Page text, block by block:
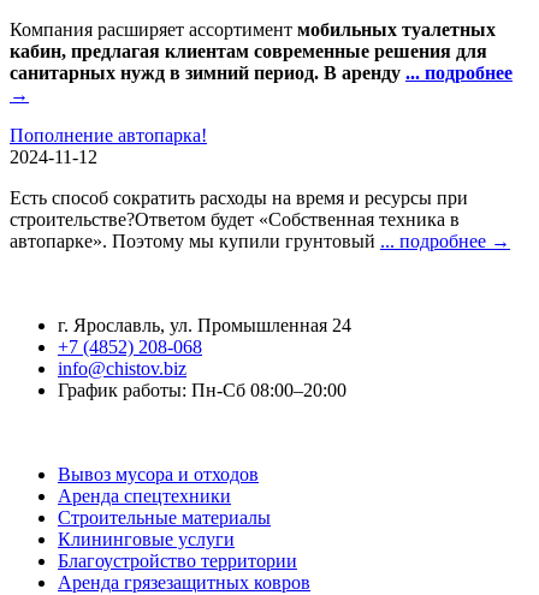
Компания расширяет ассортимент мобильных туалетных
кабин, предлагая клиентам современные решения для
санитарных нужд в зимний период. В аренду ... подробнее
→
Пополнение автопарка!
2024-11-12
Есть способ сократить расходы на время и ресурсы при
строительстве?Ответом будет «Собственная техника в
автопарке». Поэтому мы купили грунтовый ... подробнее →
г. Ярославль, ул. Промышленная 24
+7 (4852) 208-068
info@chistov.biz
График работы: Пн-Сб 08:00–20:00
Вывоз мусора и отходов
Аренда спецтехники
Строительные материалы
Клининговые услуги
Благоустройство территории
Аренда грязезащитных ковров